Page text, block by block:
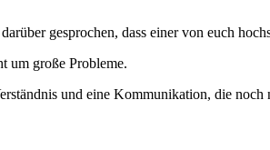
gesprochen, dass einer von euch
um große Probleme.
und eine Kommunikation, die